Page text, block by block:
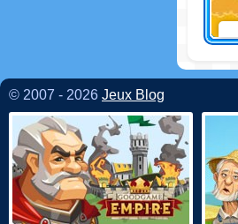
© 2007 - 2026 Jeux Blog